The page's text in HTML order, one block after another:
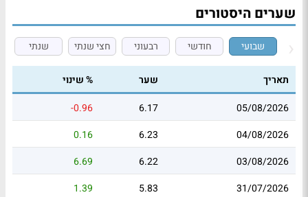
שערים היסטורים
שבועי חודשי רבעוני חצי שנתי שנתי
תאריך שער
% שינוי
05/08/2026
6.17
-0.96
04/08/2026
6.23
0.16
03/08/2026
6.22
6.69
31/07/2026
5.83
1.39